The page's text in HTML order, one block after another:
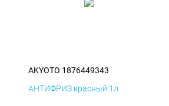
AKYOTO 1876449343
АНТИФРИЗ красный 1л.